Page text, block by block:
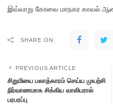
இவ்வாறு கோவை மாநகர காவல்
SHARE ON
PREVIOUS ARTICLE
சிறுமியை பலாத்காரம் செய்ய முயற்சி
நிர்வாணமாக சிக்கிய வாலிபரால்
பரபரப்பு